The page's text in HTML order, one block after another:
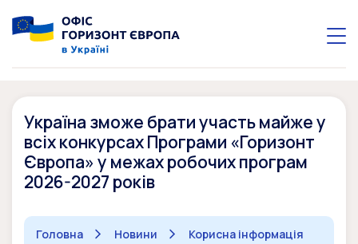
Україна зможе брати участь майже у
всіх конкурсах Програми «Горизонт
Європа» у межах робочих програм
2026-2027 років
Головна Новини
Корисна інформація